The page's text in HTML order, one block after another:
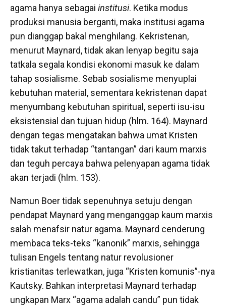
agama hanya sebagai institusi. Ketika modus
produksi manusia berganti, maka institusi agama
pun dianggap bakal menghilang. Kekristenan,
menurut Maynard, tidak akan lenyap begitu saja
tatkala segala kondisi ekonomi masuk ke dalam
tahap sosialisme. Sebab sosialisme menyuplai
kebutuhan material, sementara kekristenan dapat
menyumbang kebutuhan spiritual, seperti isu-isu
eksistensial dan tujuan hidup (hlm. 164). Maynard
dengan tegas mengatakan bahwa umat Kristen
tidak takut terhadap “tantangan” dari kaum marxis
dan teguh percaya bahwa pelenyapan agama tidak
akan terjadi (hlm. 153).
Namun Boer tidak sepenuhnya setuju dengan
pendapat Maynard yang menganggap kaum marxis
salah menafsir natur agama. Maynard cenderung
membaca teks-teks “kanonik” marxis, sehingga
tulisan Engels tentang natur revolusioner
kristianitas terlewatkan, juga “Kristen komunis”-nya
Kautsky. Bahkan interpretasi Maynard terhadap
ungkapan Marx “agama adalah candu” pun tidak